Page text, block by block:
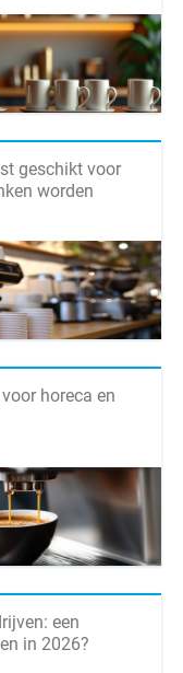
geschikt voor
worden
horeca en
een
in 2026?